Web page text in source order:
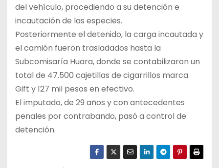
del vehículo, procediendo a su detención e
incautación de las especies.
Posteriormente el detenido, la carga incautada y
el camión fueron trasladados hasta la
Subcomisaría Huara, donde se contabilizaron un
total de 47.500 cajetillas de cigarrillos marca
Gift y 127 mil pesos en efectivo.
El imputado, de 29 años y con antecedentes
penales por contrabando, pasó a control de
detención.